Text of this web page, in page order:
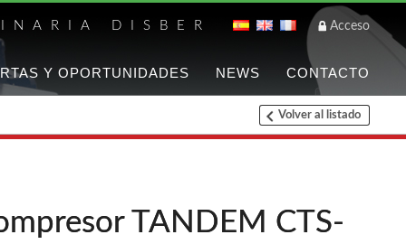
DISBER Acceso
Y OPORTUNIDADES NEWS CONTACTO
Listado de
Clavadoras Batería
Grapadoras Bateria
Volver al listado
TANDEM CTS-